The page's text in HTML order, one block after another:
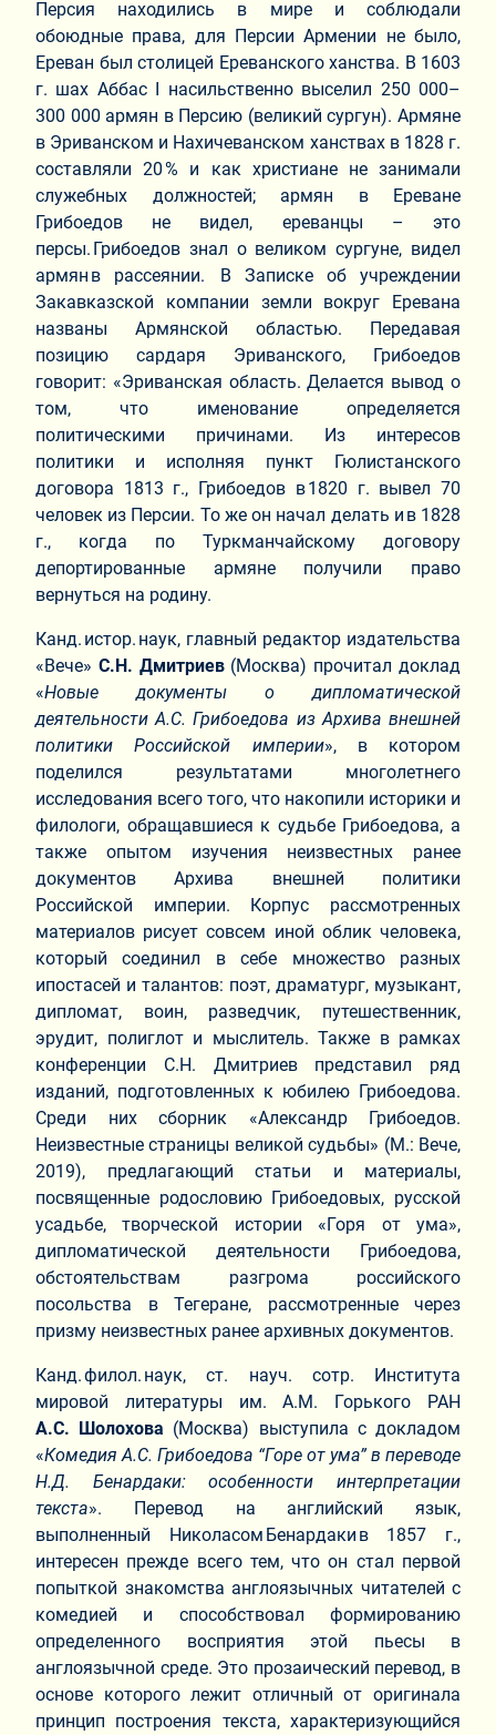
Персия находились в мире и соблюдали
обоюдные права, для Персии Армении не было,
Ереван был столицей Ереванского ханства. В 1603
г. шах Аббас I насильственно выселил 250 000–
300 000 армян в Персию (великий сургун). Армяне
в Эриванском и Нахичеванском ханствах в 1828 г.
составляли 20 % и как христиане не занимали
служебных должностей; армян в Ереване
Грибоедов не видел, ереванцы – это
персы. Грибоедов знал о великом сургуне, видел
армян в рассеянии. В Записке об учреждении
Закавказской компании земли вокруг Еревана
названы Армянской областью. Передавая
позицию сардаря Эриванского, Грибоедов
говорит: «Эриванская область. Делается вывод о
том, что именование определяется
политическими причинами. Из интересов
политики и исполняя пункт Гюлистанского
договора 1813 г., Грибоедов в 1820 г. вывел 70
человек из Персии. То же он начал делать и в 1828
г., когда по Туркманчайскому договору
депортированные армяне получили право
вернуться на родину.
Канд. истор. наук, главный редактор издательства
«Вече» С.Н. Дмитриев(Москва) прочитал доклад
«Новые документы о дипломатической
деятельности А.С. Грибоедова из Архива внешней
политики Российской империи», в котором
поделился результатами многолетнего
исследования всего того, что накопили историки и
филологи, обращавшиеся к судьбе Грибоедова, а
также опытом изучения неизвестных ранее
документов Архива внешней политики
Российской империи. Корпус рассмотренных
материалов рисует совсем иной облик человека,
который соединил в себе множество разных
ипостасей и талантов: поэт, драматург, музыкант,
дипломат, воин, разведчик, путешественник,
эрудит, полиглот и мыслитель. Также в рамках
конференции С.Н. Дмитриев представил ряд
изданий, подготовленных к юбилею Грибоедова.
Среди них сборник «Александр Грибоедов.
Неизвестные страницы великой судьбы» (М.: Вече,
2019), предлагающий статьи и материалы,
посвященные родословию Грибоедовых, русской
усадьбе, творческой истории «Горя от ума»,
дипломатической деятельности Грибоедова,
обстоятельствам разгрома российского
посольства в Тегеране, рассмотренные через
призму неизвестных ранее архивных документов.
Канд. филол. наук, ст. науч. сотр. Института
мировой литературы им. А.М. Горького РАН
А.С. Шолохова (Москва) выступила с докладом
«Комедия А.С. Грибоедова “Горе от ума” в переводе
Н.Д. Бенардаки: особенности интерпретации
текста». Перевод на английский язык,
выполненный Николасом Бенардаки в 1857 г.,
интересен прежде всего тем, что он стал первой
попыткой знакомства англоязычных читателей с
комедией и способствовал формированию
определенного восприятия этой пьесы в
англоязычной среде. Это прозаический перевод, в
основе которого лежит отличный от оригинала
принцип построения текста, характеризующийся